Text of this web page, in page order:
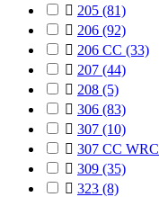
 205 (81)
 206 (92)
 206 CC (33)
 207 (44)
 208 (5)
 306 (83)
 307 (10)
 307 CC WRC
 309 (35)
 323 (8)